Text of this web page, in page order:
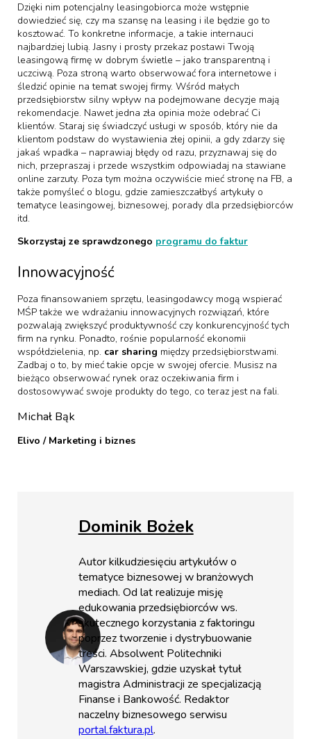
Dzięki nim potencjalny leasingobiorca może wstępnie
dowiedzieć się, czy ma szansę na leasing i ile będzie go to
kosztować. To konkretne informacje, a takie internauci
najbardziej lubią. Jasny i prosty przekaz postawi Twoją
leasingową firmę w dobrym świetle – jako transparentną i
uczciwą. Poza stroną warto obserwować fora internetowe i
śledzić opinie na temat swojej firmy. Wśród małych
przedsiębiorstw silny wpływ na podejmowane decyzje mają
rekomendacje. Nawet jedna zła opinia może odebrać Ci
klientów. Staraj się świadczyć usługi w sposób, który nie da
klientom podstaw do wystawienia złej opinii, a gdy zdarzy się
jakaś wpadka – naprawiaj błędy od razu, przyznawaj się do
nich, przepraszaj i przede wszystkim odpowiadaj na stawiane
online zarzuty. Poza tym można oczywiście mieć stronę na FB, a
także pomyśleć o blogu, gdzie zamieszczałbyś artykuły o
tematyce leasingowej, biznesowej, porady dla przedsiębiorców
itd.
Skorzystaj ze sprawdzonego programu do faktur
Innowacyjność
Poza finansowaniem sprzętu, leasingodawcy mogą wspierać
MŚP także we wdrażaniu innowacyjnych rozwiązań, które
pozwalają zwiększyć produktywność czy konkurencyjność tych
firm na rynku. Ponadto, rośnie popularność ekonomii
współdzielenia, np. car sharing między przedsiębiorstwami.
Zadbaj o to, by mieć takie opcje w swojej ofercie. Musisz na
bieżąco obserwować rynek oraz oczekiwania firm i
dostosowywać swoje produkty do tego, co teraz jest na fali.
Michał Bąk
Elivo / Marketing i biznes
Dominik Bożek
Autor kilkudziesięciu artykułów o
tematyce biznesowej w branżowych
mediach. Od lat realizuje misję
edukowania przedsiębiorców ws.
skutecznego korzystania z faktoringu
poprzez tworzenie i dystrybuowanie
treści. Absolwent Politechniki
Warszawskiej, gdzie uzyskał tytuł
magistra Administracji ze specjalizacją
Finanse i Bankowość. Redaktor
naczelny biznesowego serwisu
portal.faktura.pl.